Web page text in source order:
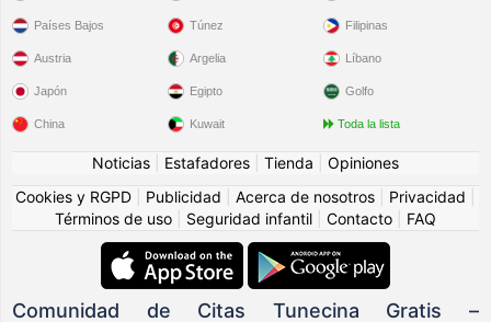
Países Bajos
Austria
Japón
China
Túnez
Argelia
Egipto
Kuwait
Filipinas
Líbano
Golfo
Toda la lista
Noticias Estafadores Tienda
Opiniones
Cookies y RGPD
Publicidad Acerca de nosotros Privacidad
Términos de uso
Seguridad infantil Contacto FAQ
Comunidad de Citas Tunecina Gratis –